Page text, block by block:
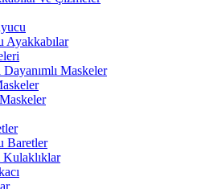
Ayakkabılar
Maskeler
Baretler
Kulaklıklar